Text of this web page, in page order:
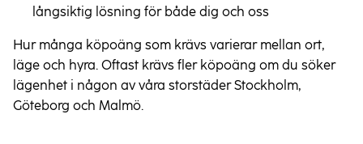
långsiktig lösning för både dig och oss
Hur många köpoäng som krävs varierar mellan ort,
läge och hyra. Oftast krävs fler köpoäng om du söker
lägenhet i någon av våra storstäder Stockholm,
Göteborg och Malmö.